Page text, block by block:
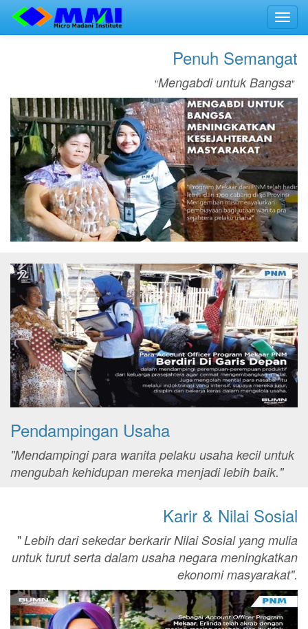
Penuh Semangat
"Mengabdi untuk Bangsa"
Pendampingan Usaha
"Mendampingi para wanita pelaku usaha kecil untuk
mengubah kehidupan mereka menjadi lebih baik."
Karir & Nilai Sosial
"Lebih dari sekedar berkarir Nilai Sosial yang mulia
untuk turut serta dalam usaha negara meningkatkan
ekonomi masyarakat".